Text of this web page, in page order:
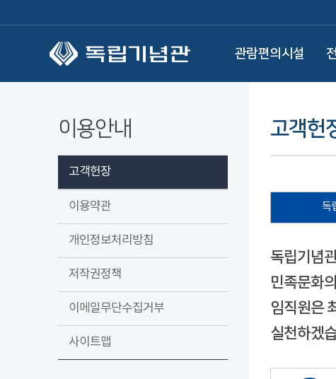
관람편의시설
이용안내
고객헌장
이용약관
개인정보처리방침
저작권정책
이메일무단수집거부
사이트맵
고객헌
독
독립기념
민족문화
임직원은
실천하겠